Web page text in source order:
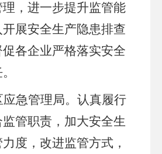
，进一步提升监管能
展安全生产隐患排查
各企业严格落实安全
。
应急管理局。 认真履行
监管职责 ， 加大安全生
度， 改进监管方式，